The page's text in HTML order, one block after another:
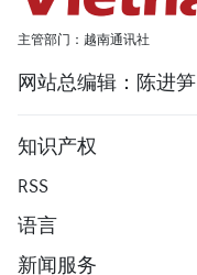
主管部门：越南通讯社
网站总编辑：陈进笋
知识产权
RSS
语言
新闻服务